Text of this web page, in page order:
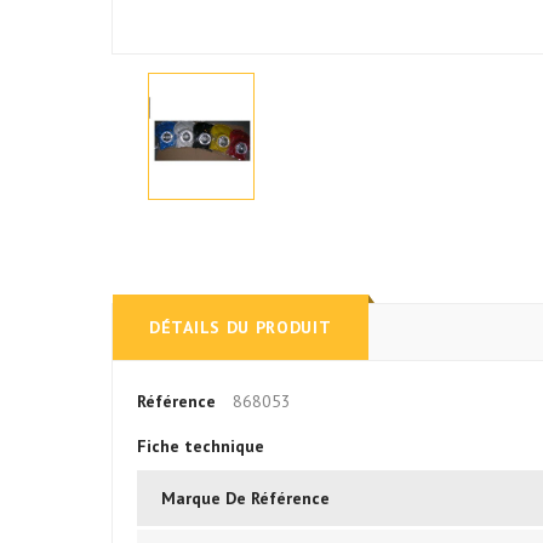
DÉTAILS DU PRODUIT
Référence 868053
Fiche technique
Marque De Référence